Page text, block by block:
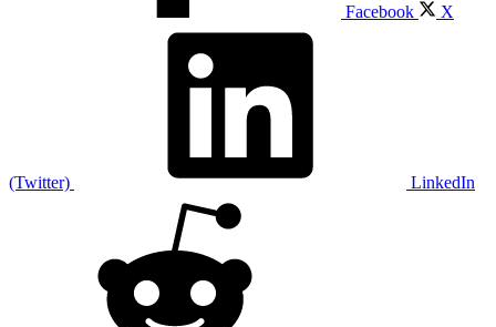
Facebook X
(Twitter) LinkedIn